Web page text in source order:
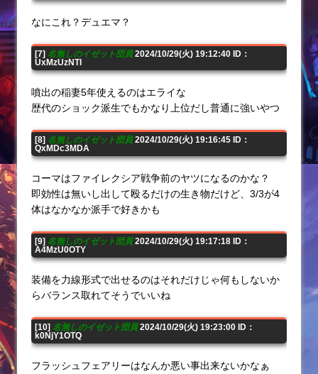
なにこれ？デュエマ？
[7] 名無しのイゼット団員2024/10/29(火) 19:12:40 ID：
UxMzUzNTI
噴出の稲妻5年使えるのはエライな
歴代のショック派生でもかなり上位だし普通に強いやつ
[8] 名無しのイゼット団員2024/10/29(火) 19:16:45 ID：
QxMDc3MDA
コーマはファイレクシア戦争前のヤツになるのかな？
即効性は無いし出して殴るだけの生き物だけど、3/3が4
体はなかなか派手で好きかも
[9] 名無しのイゼット団員2024/10/29(火) 19:17:18 ID：
A4MzU0OTY
装備を力線形式で出せるのはそれだけじゃ何もしないか
らバランス取れてそうでいいね
[10] 名無しのイゼット団員2024/10/29(火) 19:23:00 ID：
k0NjY1OTQ
フラッシュフェアリーはなんか悪い事出来ないかなぁ